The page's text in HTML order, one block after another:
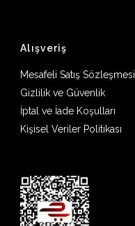
Alışveriş
Mesafeli Satış Sözleşmesi
Gizlilik ve Güvenlik
İptal ve İade Koşulları
Kişisel Veriler Politikası